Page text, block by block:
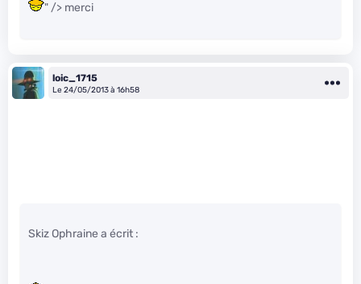
" /> merci
loic_1715
Le 24/05/2013 à 16h58
Skiz Ophraine a écrit :